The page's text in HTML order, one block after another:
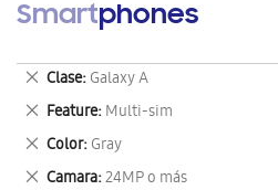
Smartphones
Clase Galaxy A
Eliminar
este
artículo
Feature Multi-sim
Eliminar
este
artículo
Color Gray
Eliminar
este
Camara 24MP o más
Eliminar